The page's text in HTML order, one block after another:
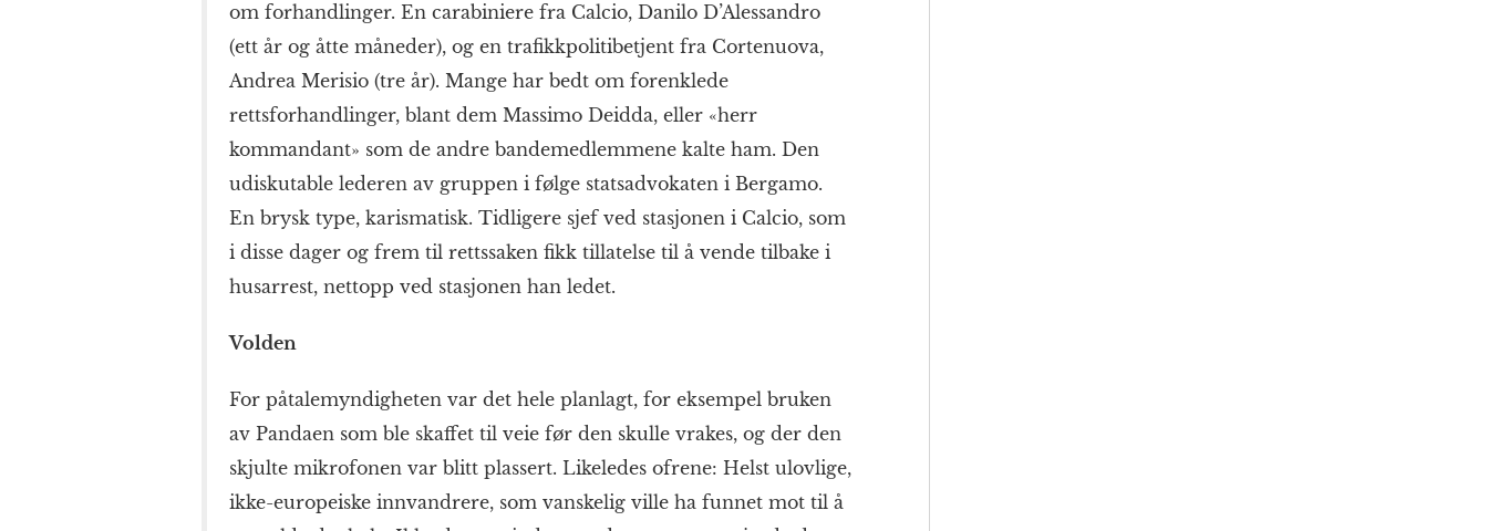
om forhandlinger. En carabiniere fra Calcio, Danilo D’Alessandro
(ett år og åtte måneder), og en trafikkpolitibetjent fra Cortenuova,
Andrea Merisio (tre år). Mange har bedt om forenklede
rettsforhandlinger, blant dem Massimo Deidda, eller «herr
kommandant» som de andre bandemedlemmene kalte ham. Den
udiskutable lederen av gruppen i følge statsadvokaten i Bergamo.
En brysk type, karismatisk. Tidligere sjef ved stasjonen i Calcio, som
i disse dager og frem til rettssaken fikk tillatelse til å vende tilbake i
husarrest, nettopp ved stasjonen han ledet.
Volden
For påtalemyndigheten var det hele planlagt, for eksempel bruken
av Pandaen som ble skaffet til veie før den skulle vrakes, og der den
skjulte mikrofonen var blitt plassert. Likeledes ofrene: Helst ulovlige,
ikke-europeiske innvandrere, som vanskelig ville ha funnet mot til å